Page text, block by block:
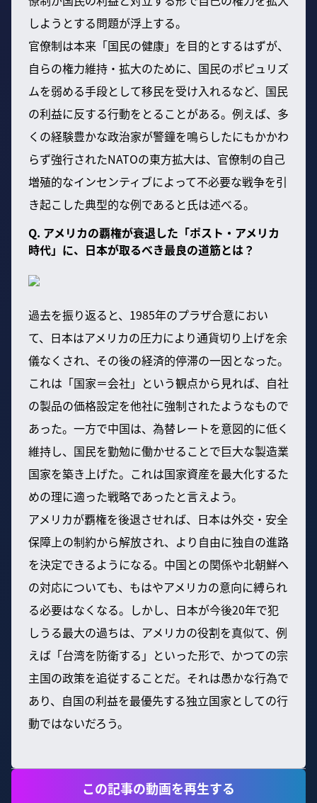
しようとする問題が浮上する。
官僚制は本来「国民の健康」を目的とするはずが、
自らの権力維持・拡大のために、国民のポピュリズ
ムを弱める手段として移民を受け入れるなど、国民
の利益に反する行動をとることがある。例えば、多
くの経験豊かな政治家が警鐘を鳴らしたにもかかわ
らず強行されたNATOの東方拡大は、官僚制の自己
増殖的なインセンティブによって不必要な戦争を引
き起こした典型的な例であると氏は述べる。
Q. アメリカの覇権が衰退した「ポスト・アメリカ
時代」に、日本が取るべき最良の道筋とは？
過去を振り返ると、1985年のプラザ合意におい
て、日本はアメリカの圧力により通貨切り上げを余
儀なくされ、その後の経済的停滞の一因となった。
これは「国家＝会社」という観点から見れば、自社
の製品の価格設定を他社に強制されたようなもので
あった。一方で中国は、為替レートを意図的に低く
維持し、国民を勤勉に働かせることで巨大な製造業
国家を築き上げた。これは国家資産を最大化するた
めの理に適った戦略であったと言えよう。
アメリカが覇権を後退させれば、日本は外交・安全
保障上の制約から解放され、より自由に独自の進路
を決定できるようになる。中国との関係や北朝鮮へ
の対応についても、もはやアメリカの意向に縛られ
る必要はなくなる。しかし、日本が今後20年で犯
しうる最大の過ちは、アメリカの役割を真似て、例
えば「台湾を防衛する」といった形で、かつての宗
主国の政策を追従することだ。それは愚かな行為で
あり、自国の利益を最優先する独立国家としての行
動ではないだろう。
この記事の動画を再生する